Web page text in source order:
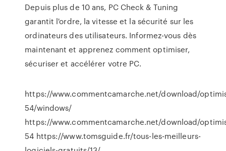
Depuis plus de 10 ans, PC Check & Tuning
garantit l'ordre, la vitesse et la sécurité sur les
ordinateurs des utilisateurs. Informez-vous dès
maintenant et apprenez comment optimiser,
sécuriser et accélérer votre PC.
https://www.commentcamarche.net/download/
54/windows/
https://www.commentcamarche.net/download/
54 https://www.tomsguide.fr/tous-les-meilleurs-